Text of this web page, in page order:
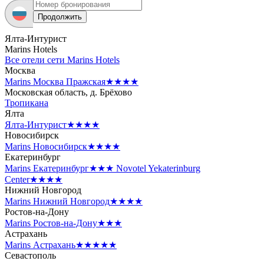
Продолжить
Ялта-Интурист
Marins Hotels
Все отели сети Marins Hotels
Москва
Marins Москва Пражская★★★★
Московская область, д. Брёхово
Тропикана
Ялта
Ялта-Интурист★★★★
Новосибирск
Marins Новосибирск★★★★
Екатеринбург
Marins Екатеринбург★★★ Novotel Yekaterinburg
Center★★★★
Нижний Новгород
Marins Нижний Новгород★★★★
Ростов-на-Дону
Marins Ростов-на-Дону★★★
Астрахань
Marins Астрахань★★★★★
Севастополь